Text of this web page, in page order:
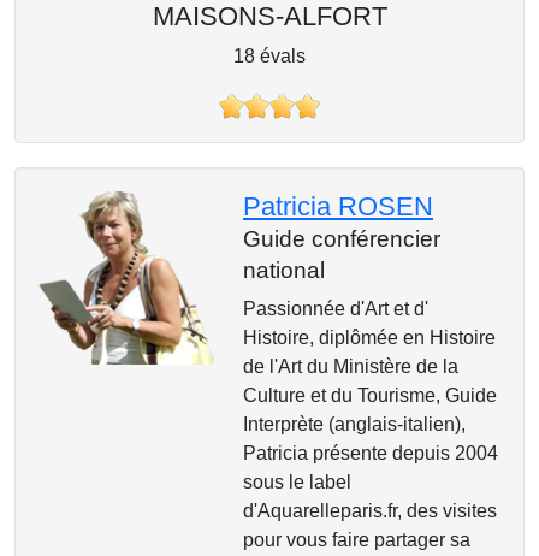
MAISONS-ALFORT
18 évals
Patricia ROSEN
Guide conférencier
national
Passionnée d'Art et d'
Histoire, diplômée en Histoire
de l'Art du Ministère de la
Culture et du Tourisme, Guide
Interprète (anglais-italien),
Patricia présente depuis 2004
sous le label
d'Aquarelleparis.fr, des visites
pour vous faire partager sa